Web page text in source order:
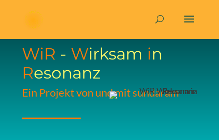
WiR - Wirksam in
Resonanz
Ein Projekt von und mit sundaram